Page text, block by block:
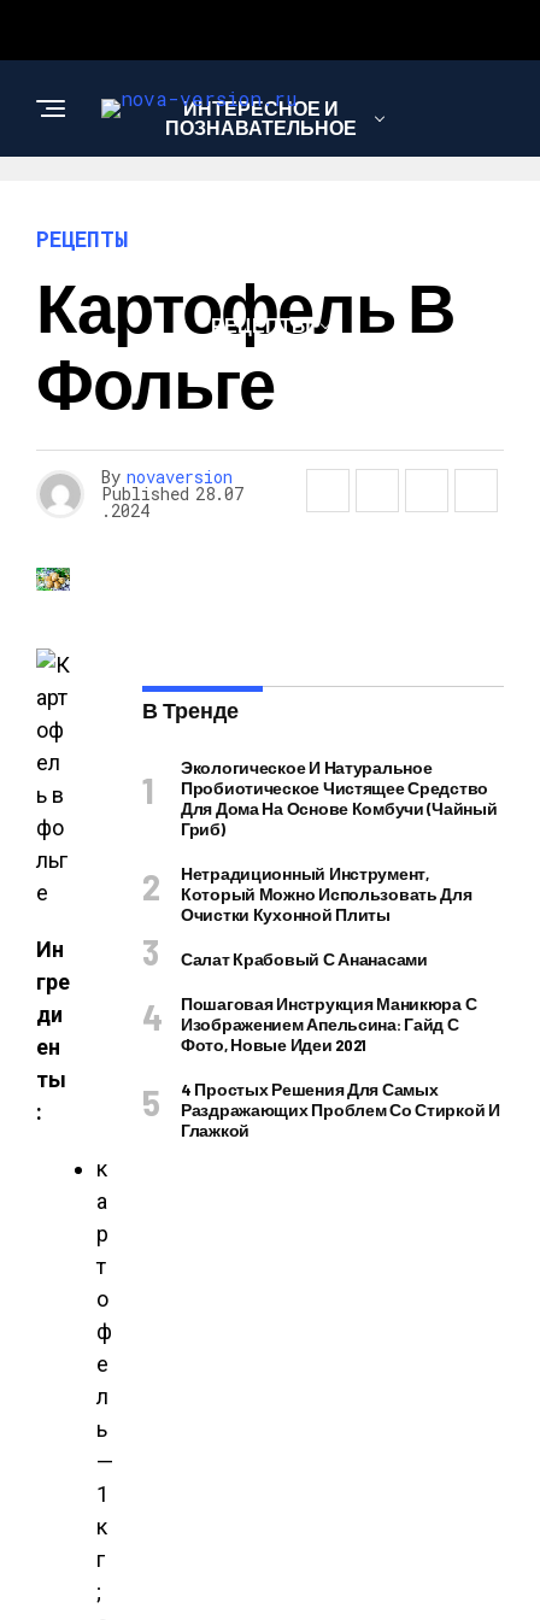
ИНТЕРЕСНОЕ И
ПОЗНАВАТЕЛЬНОЕ
РЕЦЕПТЫ
РЕЦЕПТЫ
Картофель В
Фольге
By novaversion
Published 28.07
.2024
Ин
гре
ди
ен
ты
:
к
а
р
т
о
ф
е
л
ь
—
1
к
г
;
В Тренде
Экологическое И Натуральное
Пробиотическое Чистящее Средство
Для Дома На Основе Комбучи (чайный
Гриб)
Нетрадиционный Инструмент,
Который Можно Использовать Для
Очистки Кухонной Плиты
Салат Крабовый С Ананасами
Пошаговая Инструкция Маникюра С
Изображением Апельсина: Гайд С
Фото, Новые Идеи 2021
4 Простых Решения Для Самых
Раздражающих Проблем Со Стиркой И
Глажкой